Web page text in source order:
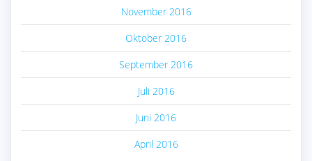
November 2016
Oktober 2016
September 2016
Juli 2016
Juni 2016
April 2016